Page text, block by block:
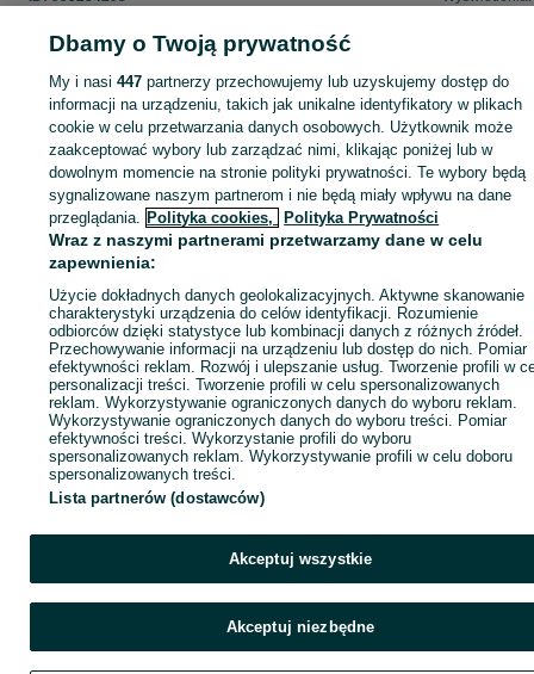
Zaloguj się lub załóż konto na OLX, aby skontaktować się z
sprzedającym
Zaloguj się / Załóż konto
Dbamy o Twoją prywatność
My i nasi447 partnerzy przechowujemy lub uzyskujemy dostęp do
informacji na urządzeniu, takich jak unikalne identyfikatory w plikach
cookie w celu przetwarzania danych osobowych. Użytkownik może
zaakceptować wybory lub zarządzać nimi, klikając poniżej lub w
dowolnym momencie na stronie polityki prywatności. Te wybory będą
sygnalizowane naszym partnerom i nie będą miały wpływu na dane
przeglądania. Polityka cookies, Polityka Prywatności
Wraz z naszymi partnerami przetwarzamy dane w celu
zapewnienia:
Użycie dokładnych danych geolokalizacyjnych. Aktywne skanowanie
charakterystyki urządzenia do celów identyfikacji. Rozumienie
odbiorców dzięki statystyce lub kombinacji danych z różnych źródeł.
Przechowywanie informacji na urządzeniu lub dostęp do nich. Pomiar
efektywności reklam. Rozwój i ulepszanie usług. Tworzenie profili w
personalizacji treści. Tworzenie profili w celu spersonalizowanych
reklam. Wykorzystywanie ograniczonych danych do wyboru reklam.
Wykorzystywanie ograniczonych danych do wyboru treści. Pomiar
efektywności treści. Wykorzystanie profili do wyboru
spersonalizowanych reklam. Wykorzystywanie profili w celu doboru
spersonalizowanych treści.
Lista partnerów (dostawców)
Akceptuj wszystkie
Akceptuj niezbędne